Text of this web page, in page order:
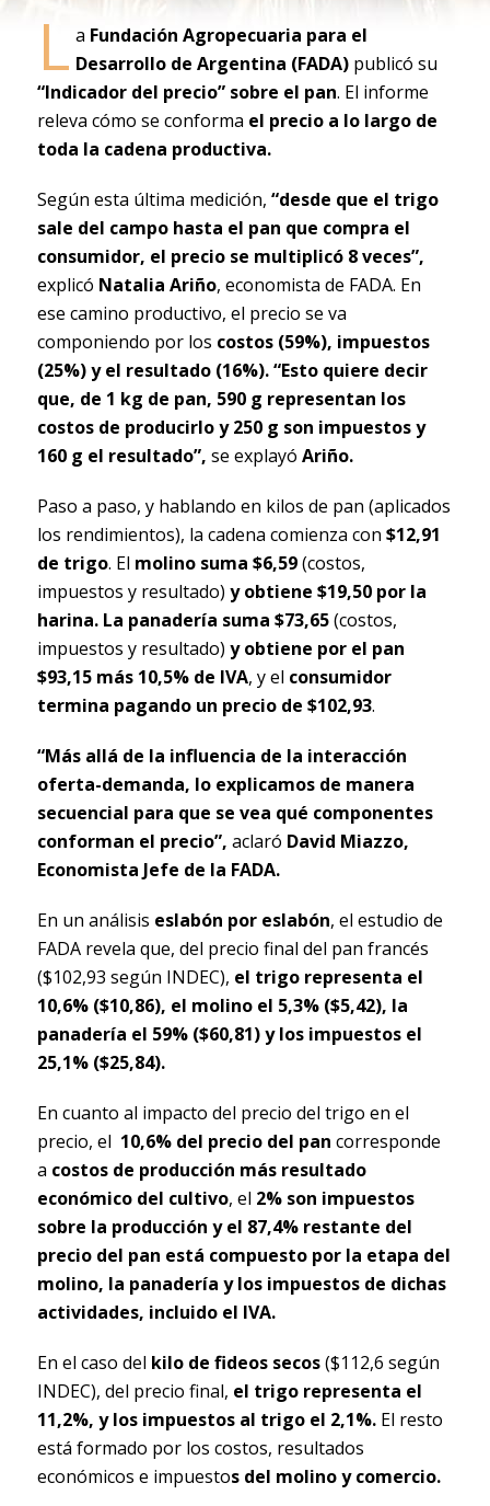
L a Fundación Agropecuaria para el
Desarrollo de Argentina (FADA)publicó su
“Indicador del precio” sobre el pan. El informe
releva cómo se conforma el precio a lo largo de
toda la cadena productiva.
Según esta última medición, “desde que el trigo
sale del campo hasta el pan que compra el
consumidor, el precio se multiplicó 8 veces”,
explicó Natalia Ariño, economista de FADA. En
ese camino productivo, el precio se va
componiendo por los costos (59%), impuestos
(25%) y el resultado (16%).“Esto quiere decir
que, de 1 kg de pan, 590 g representan los
costos de producirlo y 250 g son impuestos y
160 g el resultado”, se explayó Ariño.
Paso a paso, y hablando en kilos de pan (aplicados
los rendimientos), la cadena comienza con $12,91
de trigo. El molino suma $6,59(costos,
impuestos y resultado) y obtiene $19,50 por la
harina. La panadería suma $73,65(costos,
impuestos y resultado) y obtiene por el pan
$93,15 más 10,5% de IVA, y el consumidor
termina pagando un precio de $102,93.
“Más allá de la influencia de la interacción
oferta-demanda, lo explicamos de manera
secuencial para que se vea qué componentes
conforman el precio”, aclaró David Miazzo,
Economista Jefe de la FADA.
En un análisis eslabón por eslabón, el estudio de
FADA revela que, del precio final del pan francés
($102,93 según INDEC), el trigo representa el
10,6% ($10,86), el molino el 5,3% ($5,42), la
panadería el 59% ($60,81) y los impuestos el
25,1% ($25,84).
En cuanto al impacto del precio del trigo en el
precio, el 10,6% del precio del pan corresponde
a costos de producción más resultado
económico del cultivo, el 2% son impuestos
sobre la producción y el 87,4% restante del
precio del pan está compuesto por la etapa del
molino, la panadería y los impuestos de dichas
actividades, incluido el IVA.
En el caso del kilo de fideos secos($112,6 según
INDEC), del precio final, el trigo representa el
11,2%, y los impuestos al trigo el 2,1%. El resto
está formado por los costos, resultados
económicos e impuestos del molino y comercio.